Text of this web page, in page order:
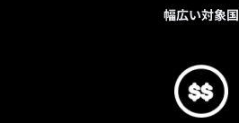
幅広い対象国